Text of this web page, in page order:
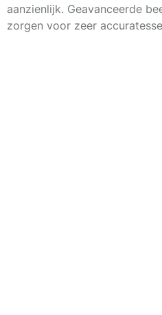
aanzienlijk. Geavanceerde
zorgen voor zeer